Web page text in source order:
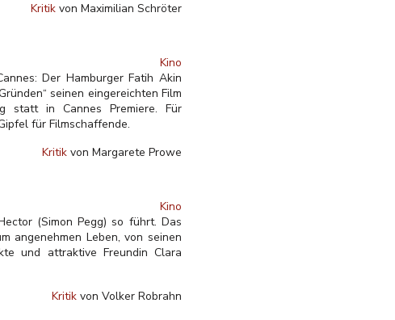
Kritik von Maximilian Schröter
Kino
Der Hamburger Fatih Akin
seinen eingereichten Film
statt in Cannes Premiere. Für
für Filmschaffende.
Kritik von Margarete Prowe
Kino
(Simon Pegg) so führt. Das
angenehmen Leben, von seinen
und attraktive Freundin Clara
Kritik von Volker Robrahn